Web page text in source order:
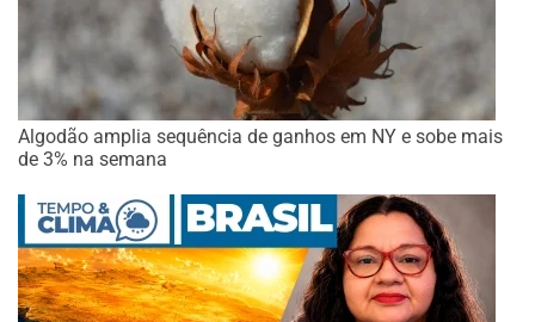
Algodão amplia sequência de ganhos em NY e sobe mais
de 3% na semana